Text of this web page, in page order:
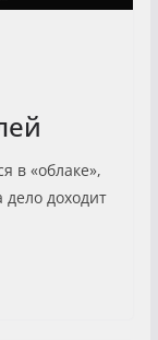
в «облаке»,
дело доходит